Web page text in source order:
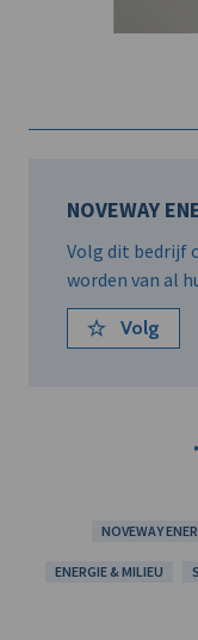
NOVEWAY
Volg dit bedrijf
worden van al
Volg
NOVEWAY
ENERGIE & MILIEU